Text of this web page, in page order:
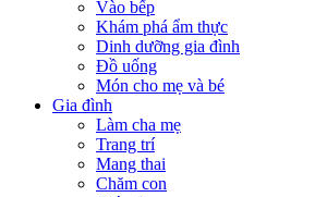
Vào bếp
Khám phá ẩm thực
Dinh dưỡng gia đình
Đồ uống
Món cho mẹ và bé
Gia đình
Làm cha mẹ
Trang trí
Mang thai
Chăm con